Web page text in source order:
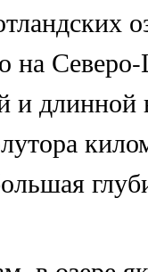
на
и